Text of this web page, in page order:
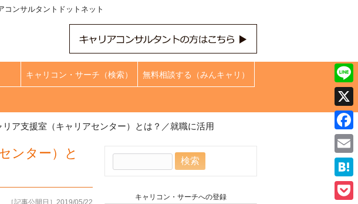
ンサルタントドットネット
キャリコン・サーチ（検索） 無料相談する（みんキャリ）
ア支援室（キャリアセンター）とは？／就職に活用
ンター）と
［記事公開日］2019/05/22
キャリコン・サーチへの登録
Line
X
Email